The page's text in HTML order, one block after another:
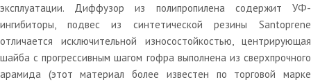
эксплуатации. Диффузор из полипропилена содержит УФ-
ингибиторы, подвес из синтетической резины Santoprene
отличается исключительной износостойкостью, центрирующая
шайба с прогрессивным шагом гофра выполнена из сверхпрочного
арамида (этот материал более известен по торговой марке